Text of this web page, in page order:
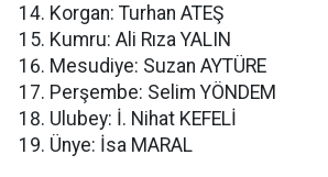
Korgan: Turhan ATEŞ
Kumru: Ali Rıza YALIN
Mesudiye: Suzan AYTÜRE
Perşembe: Selim YÖNDEM
Ulubey: İ. Nihat KEFELİ
Ünye: İsa MARAL